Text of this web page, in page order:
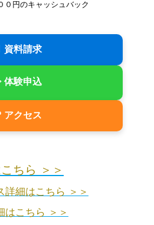
円のキャッシュバック
資料請求
体験申込
アクセス
ちら ＞＞
詳細はこちら ＞＞
はこちら ＞＞